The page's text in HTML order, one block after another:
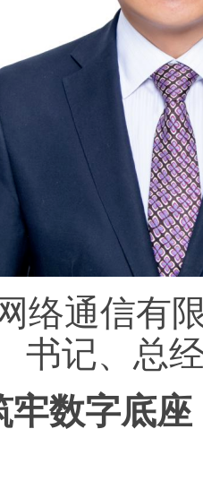
络通信有
书记、总
牢数字底